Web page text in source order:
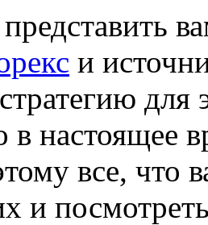
и
для
в настоящее
все, что
и